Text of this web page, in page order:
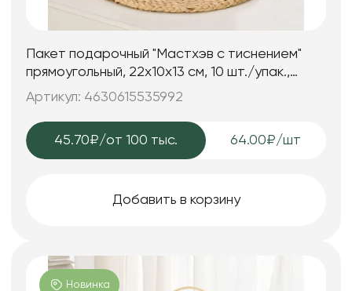
Пакет подарочный "Мастхэв c тиснением"
прямоугольный, 22х10х13 см, 10 шт./упак.,
красный
Артикул: 4630615535992
45.70₽/от 100 тыс. 64.00₽/шт
Добавить в корзину
Новинка